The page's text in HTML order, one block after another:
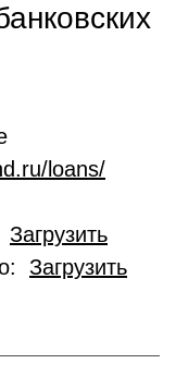
loans/
Загрузить
Загрузить